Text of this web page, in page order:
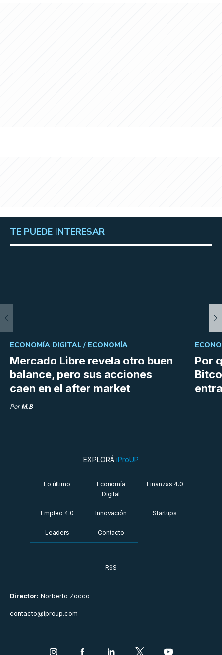
TE PUEDE INTERESAR
Mercado Libre revela otro buen
balance, pero sus acciones
caen en el after market
ECONOMÍA DIGITAL / ECONOMÍA
Por M.B
Por
Director: Norberto Zocco
contacto@iproup.com
EXPLORÁ iProUP
Lo último
Economía
Digital
Finanzas 4.0
Empleo 4.0 Innovación Startups
Leaders Contacto
RSS